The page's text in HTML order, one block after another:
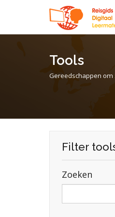
Tools
Gereedschappen
ProjectLibre
projectleider
Microsoft
Filter
Zoeken